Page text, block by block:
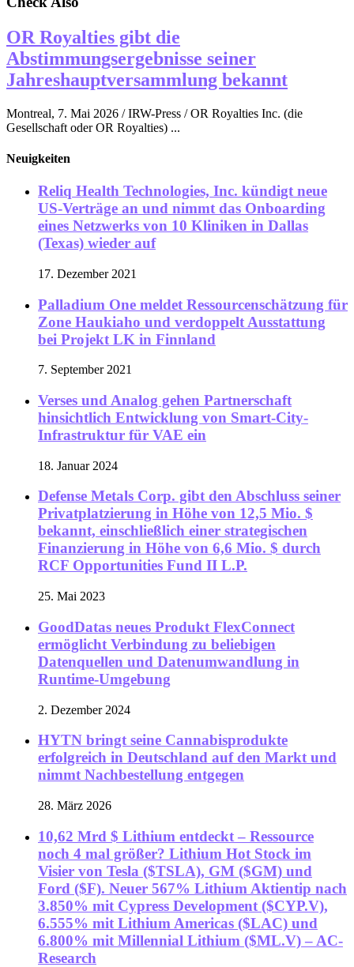
OR Royalties gibt die
Abstimmungsergebnisse seiner
Jahreshauptversammlung bekannt
Montreal, 7. Mai 2026 / IRW-Press / OR Royalties Inc. (die
Gesellschaft oder OR Royalties) ...
Neuigkeiten
Reliq Health Technologies, Inc. kündigt neue
US-Verträge an und nimmt das Onboarding
eines Netzwerks von 10 Kliniken in Dallas
(Texas) wieder auf
17. Dezember 2021
Palladium One meldet Ressourcenschätzung für
Zone Haukiaho und verdoppelt Ausstattung
bei Projekt LK in Finnland
7. September 2021
Verses und Analog gehen Partnerschaft
hinsichtlich Entwicklung von Smart-City-
Infrastruktur für VAE ein
18. Januar 2024
Defense Metals Corp. gibt den Abschluss seiner
Privatplatzierung in Höhe von 12,5 Mio. $
bekannt, einschließlich einer strategischen
Finanzierung in Höhe von 6,6 Mio. $ durch
RCF Opportunities Fund II L.P.
25. Mai 2023
GoodDatas neues Produkt FlexConnect
ermöglicht Verbindung zu beliebigen
Datenquellen und Datenumwandlung in
Runtime-Umgebung
2. Dezember 2024
HYTN bringt seine Cannabisprodukte
erfolgreich in Deutschland auf den Markt und
nimmt Nachbestellung entgegen
28. März 2026
10,62 Mrd $ Lithium entdeckt – Ressource
noch 4 mal größer? Lithium Hot Stock im
Visier von Tesla ($TSLA), GM ($GM) und
Ford ($F). Neuer 567% Lithium Aktientip nach
3.850% mit Cypress Development ($CYP.V),
6.555% mit Lithium Americas ($LAC) und
6.800% mit Millennial Lithium ($ML.V) – AC-
Research